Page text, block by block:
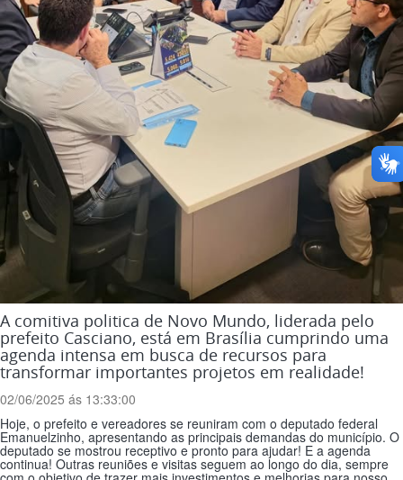
A comitiva politica de Novo Mundo, liderada pelo
prefeito Casciano, está em Brasília cumprindo uma
agenda intensa em busca de recursos para
transformar importantes projetos em realidade!
02/06/2025 ás 13:33:00
Hoje, o prefeito e vereadores se reuniram com o deputado federal
Emanuelzinho, apresentando as principais demandas do município. O
deputado se mostrou receptivo e pronto para ajudar! E a agenda
continua! Outras reuniões e visitas seguem ao longo do dia, sempre